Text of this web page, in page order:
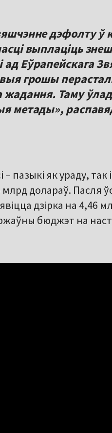
дэфолту ў
выплаціць
Еўрапейскага
грошы
жадання. Таму
метады»,
пазыкі як ураду, так
долараў. Пасля
дзірка на 4,46
бюджэт на